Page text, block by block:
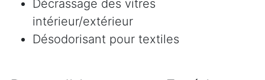
Décrassage des vitres
intérieur/extérieur
Désodorisant pour textiles